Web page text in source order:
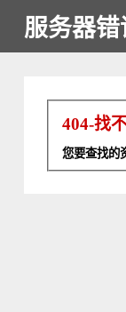
服务器错
404-找
您要查找的